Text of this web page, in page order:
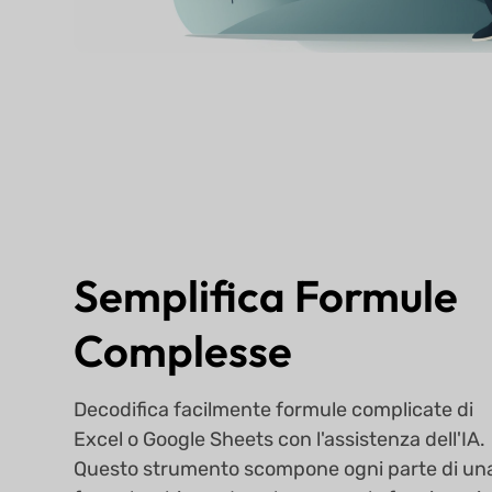
Semplifica Formule
Complesse
Decodifica facilmente formule complicate di
Excel o Google Sheets con l'assistenza dell'IA.
Questo strumento scompone ogni parte di